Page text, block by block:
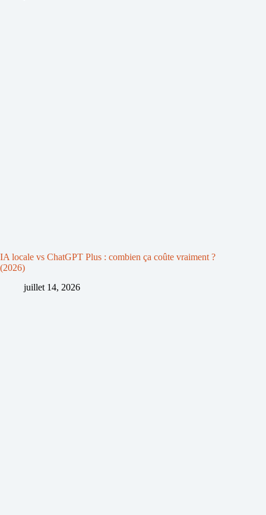
IA locale vs ChatGPT Plus : combien ça coûte vraiment ?
(2026)
juillet 14, 2026